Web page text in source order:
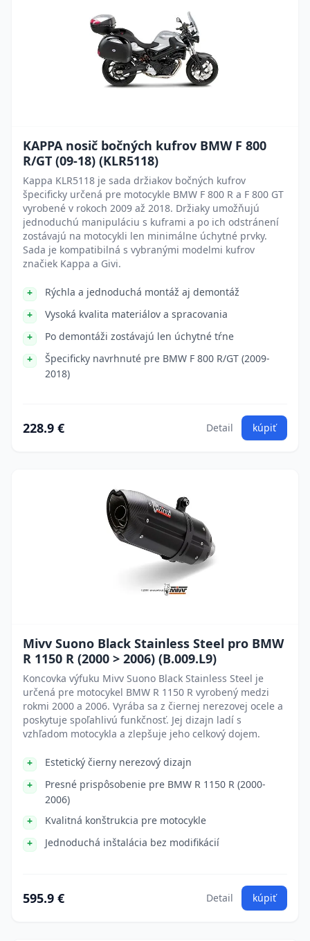
KAPPA nosič bočných kufrov BMW F 800
R/GT (09-18) (KLR5118)
Kappa KLR5118 je sada držiakov bočných kufrov
špecificky určená pre motocykle BMW F 800 R a F 800 GT
vyrobené v rokoch 2009 až 2018. Držiaky umožňujú
jednoduchú manipuláciu s kuframi a po ich odstránení
zostávajú na motocykli len minimálne úchytné prvky.
Sada je kompatibilná s vybranými modelmi kufrov
značiek Kappa a Givi.
Rýchla a jednoduchá montáž aj demontáž
Vysoká kvalita materiálov a spracovania
Po demontáži zostávajú len úchytné tŕne
Špecificky navrhnuté pre BMW F 800 R/GT (2009-
2018)
228.9 € Detail kúpiť
Mivv Suono Black Stainless Steel pro BMW
R 1150 R (2000 > 2006) (B.009.L9)
Koncovka výfuku Mivv Suono Black Stainless Steel je
určená pre motocykel BMW R 1150 R vyrobený medzi
rokmi 2000 a 2006. Vyrába sa z čiernej nerezovej ocele a
poskytuje spoľahlivú funkčnosť. Jej dizajn ladí s
vzhľadom motocykla a zlepšuje jeho celkový dojem.
Estetický čierny nerezový dizajn
Presné prispôsobenie pre BMW R 1150 R (2000-
2006)
Kvalitná konštrukcia pre motocykle
Jednoduchá inštalácia bez modifikácií
595.9 € Detail kúpiť